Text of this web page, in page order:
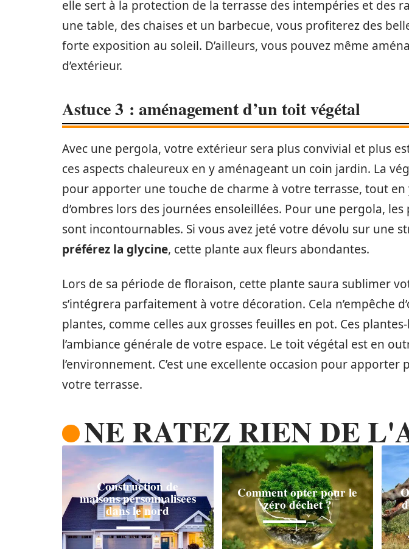
elle sert à la protection de la terrasse des intempéries et des
une table, des chaises et un barbecue, vous profiterez des
forte exposition au soleil. D’ailleurs, vous pouvez même
d’extérieur.
Astuce 3 : aménagement d’un toit végétal
Avec une pergola, votre extérieur sera plus convivial et plus
ces aspects chaleureux en y aménageant un coin jardin. La
pour apporter une touche de charme à votre terrasse, tout
d’ombres lors des journées ensoleillées. Pour une pergola,
sont incontournables. Si vous avez jeté votre dévolu sur une
préférez la glycine, cette plante aux fleurs abondantes.
Lors de sa période de floraison, cette plante saura sublimer
s’intégrera parfaitement à votre décoration. Cela n’empêche
plantes, comme celles aux grosses feuilles en pot. Ces
l’ambiance générale de votre espace. Le toit végétal est en
l’environnement. C’est une excellente occasion pour apporter
votre terrasse.
NE RATEZ RIEN DE
Construction de
maisons personnalisées
dans le nord
Comment opter pour le
zéro déchet ?